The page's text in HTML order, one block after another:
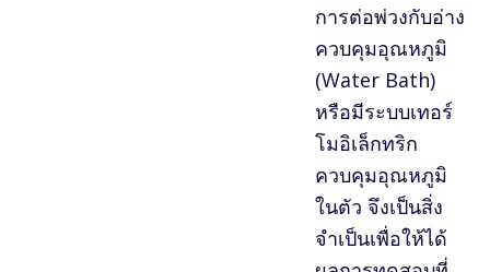
การต่อพ่วงกับอ่าง
ควบคุมอุณหภูมิ
(Water Bath)
หรือมีระบบเทอร์
โมอิเล็กทริก
ควบคุมอุณหภูมิ
ในตัว จึงเป็นสิ่ง
จำเป็นเพื่อให้ได้